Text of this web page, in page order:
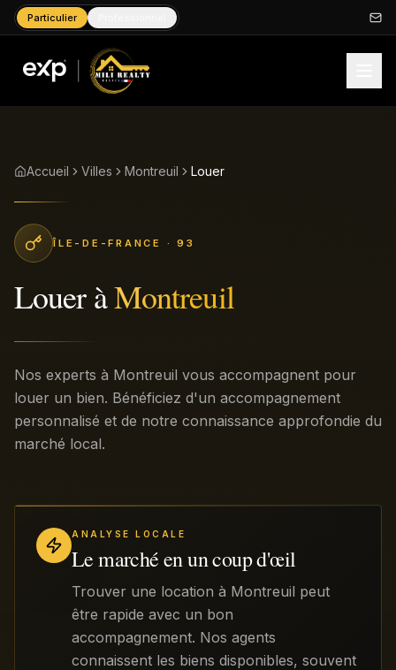
Particulier
Accueil Villes Montreuil Louer
ÎLE-DE-FRANCE · 93
LoueràMontreuil
Nos experts à Montreuil vous accompagnent pour
louer un bien. Bénéficiez d'un accompagnement
personnalisé et de notre connaissance approfondie du
marché local.
ANALYSE LOCALE
Le marché en un coup d'œil
Trouver une location à Montreuil peut
être rapide avec un bon
accompagnement. Nos agents
connaissent les biens disponibles, souvent